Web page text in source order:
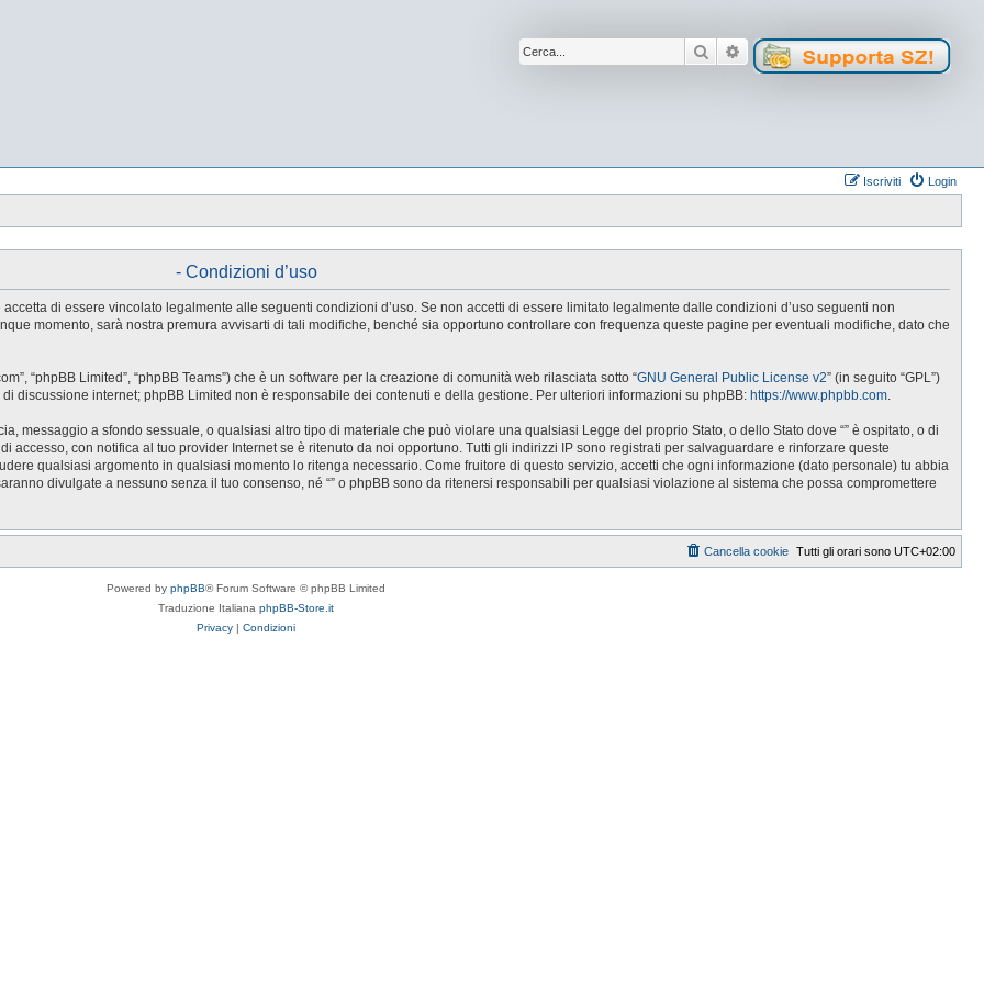
Cerca Ricerca avanzata
Login
Iscriviti
- Condizioni d’uso
accetta di essere vincolato legalmente alle seguenti condizioni d’uso. Se non accetti di essere limitato legalmente dalle condizioni d’uso seguenti non
momento, sarà nostra premura avvisarti di tali modifiche, benché sia opportuno controllare con frequenza queste pagine per eventuali modifiche, dato che
“phpBB Limited”, “phpBB Teams”) che è un software per la creazione di comunità web rilasciata sotto “GNU General Public License v2” (in seguito “GPL”)
discussione internet; phpBB Limited non è responsabile dei contenuti e della gestione. Per ulteriori informazioni su phpBB: https://www.phpbb.com.
messaggio a sfondo sessuale, o qualsiasi altro tipo di materiale che può violare una qualsiasi Legge del proprio Stato, o dello Stato dove “” è ospitato, o di
accesso, con notifica al tuo provider Internet se è ritenuto da noi opportuno. Tutti gli indirizzi IP sono registrati per salvaguardare e rinforzare queste
qualsiasi argomento in qualsiasi momento lo ritenga necessario. Come fruitore di questo servizio, accetti che ogni informazione (dato personale) tu abbia
divulgate a nessuno senza il tuo consenso, né “” o phpBB sono da ritenersi responsabili per qualsiasi violazione al sistema che possa compromettere
Tutti gli orari sono UTC+02:00
Cancella cookie
Powered by phpBB® Forum Software © phpBB Limited
Traduzione Italiana phpBB-Store.it
Privacy | Condizioni